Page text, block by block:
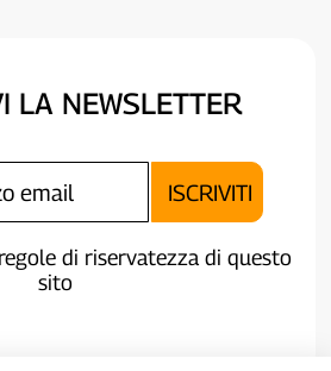
LA NEWSLETTER
di riservatezza di questo
sito